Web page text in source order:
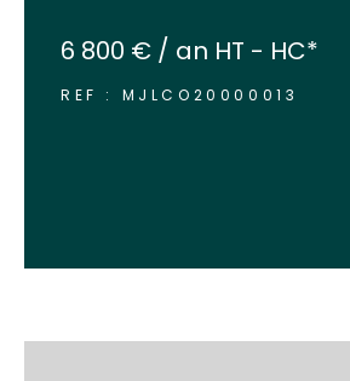
6 800 € / an HT - HC*
REF : MJLCO20000013